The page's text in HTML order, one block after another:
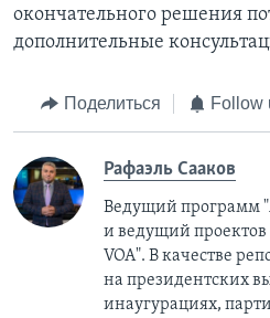
окончательного решения
дополнительные
Поделиться Follow
Рафаэль Сааков
Ведущий программ
и ведущий проектов
VOA". В качестве
на президентских
инаугурациях,